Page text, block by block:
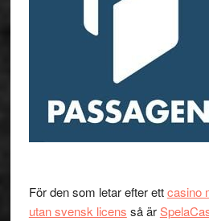
För den som letar efter ettcasino
utan svensk licens så är